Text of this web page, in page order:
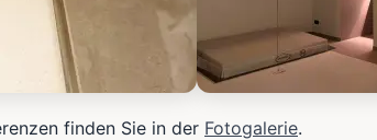
finden Sie in der Fotogalerie.